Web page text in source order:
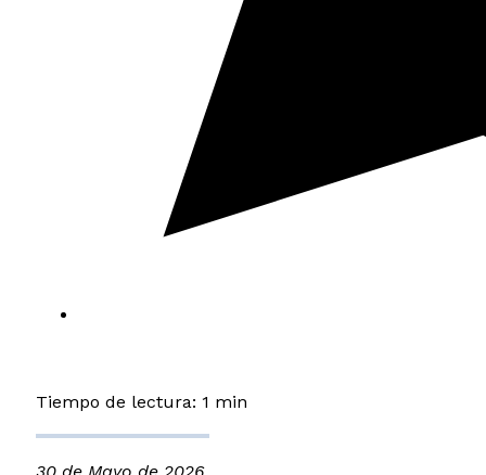
Tiempo de lectura: 1 min